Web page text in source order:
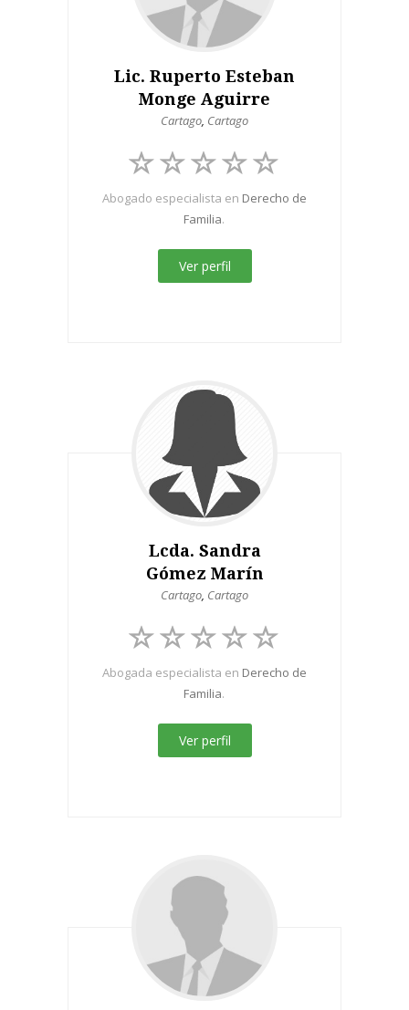
Lic. Ruperto Esteban
Monge Aguirre
Cartago, Cartago
Abogado especialista en Derecho de
Familia.
Ver perfil
Lcda. Sandra
Gómez Marín
Cartago, Cartago
Abogada especialista en Derecho de
Familia.
Ver perfil